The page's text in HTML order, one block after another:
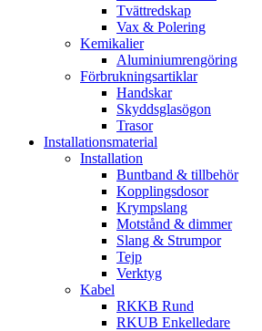
Tvättredskap
Vax & Polering
Kemikalier
Aluminiumrengöring
Förbrukningsartiklar
Handskar
Skyddsglasögon
Trasor
Installationsmaterial
Installation
Buntband & tillbehör
Kopplingsdosor
Krympslang
Motstånd & dimmer
Slang & Strumpor
Tejp
Verktyg
Kabel
RKKB Rund
RKUB Enkelledare